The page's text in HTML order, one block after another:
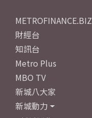
METROFINANCE.BIZ
財經台
知訊台
Metro Plus
MBO TV
新城八大家
新城動力